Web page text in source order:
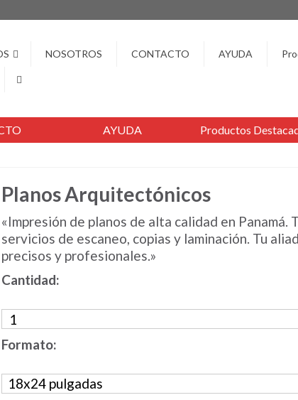
NOSOTROS CONTACTO AYUDA
AYUDA Productos
Planos Arquitectónicos
«Impresión de planos de alta calidad en Panamá.
servicios de escaneo, copias y laminación. Tu
precisos y profesionales.»
Cantidad:
Formato: